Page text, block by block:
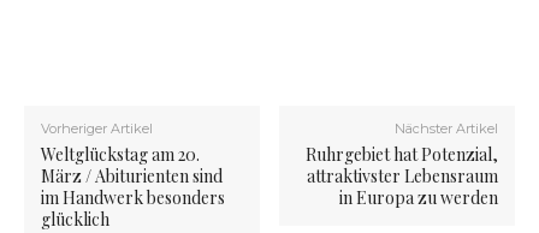
Vorheriger Artikel
Weltglückstag am 20.
März / Abiturienten sind
im Handwerk besonders
glücklich
Nächster Artikel
Ruhrgebiet hat Potenzial,
attraktivster Lebensraum
in Europa zu werden